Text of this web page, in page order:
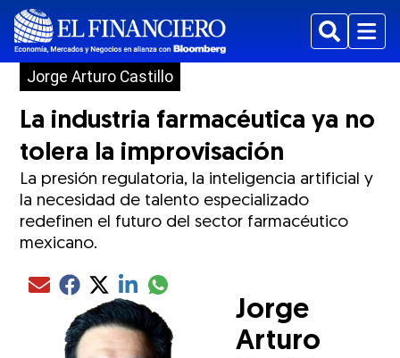
BuscarMenu
Jorge Arturo Castillo
La industria farmacéutica ya no
tolera la improvisación
La presión regulatoria, la inteligencia artificial y
la necesidad de talento especializado
redefinen el futuro del sector farmacéutico
mexicano.
Compartir el artículo actual mediante Email
Compartir el artículo actual mediante Facebook
Compartir el artículo actual mediante Twitter
Compartir el artículo actual mediante LinkedIn
Compartir el artículo actual mediante
Jorge
Arturo